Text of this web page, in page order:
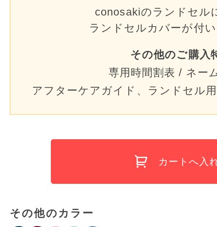
conosakiのランドセル
ランドセルカバーが付
その他のご購入
専用時間割表 / ネー
アフターケアガイド、ランドセル
カートへ入
その他のカラー